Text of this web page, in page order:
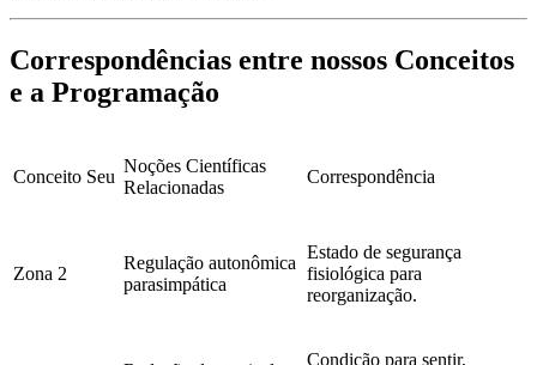
Correspondências entre nossos Conceitos
e a Programação
Conceito Seu
Noções Científicas
Relacionadas
Correspondência
Zona 2
Regulação autonômica
parasimpática
Estado de segurança
fisiológica para
reorganização.
Condição para sentir,